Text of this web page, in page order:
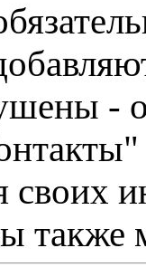
-
также